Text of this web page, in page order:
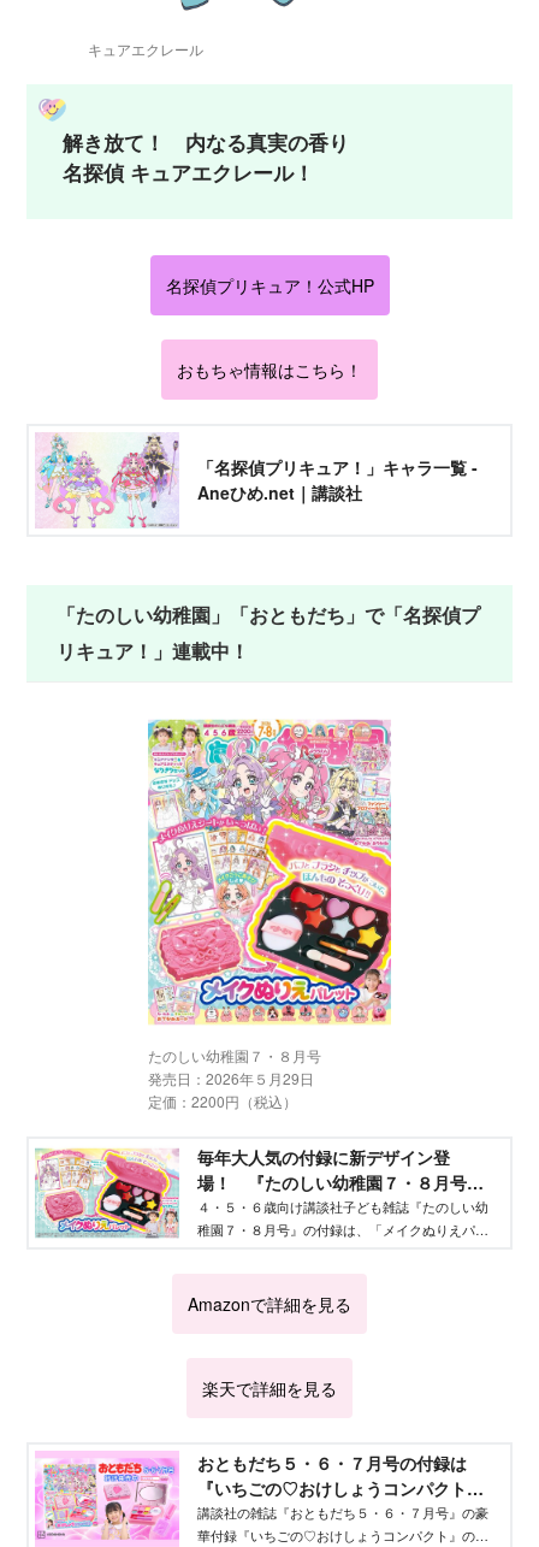
キュアエクレール
解き放て！ 内なる真実の香り
名探偵 キュアエクレール！
名探偵プリキュア！公式HP
おもちゃ情報はこちら！
「名探偵プリキュア！」キャラ一覧 -
Aneひめ.net｜講談社
「たのしい幼稚園」「おともだち」で「名探偵プ
リキュア！」連載中！
たのしい幼稚園７・８月号
発売日：2026年５月29日
定価：2200円（税込）
毎年大人気の付録に新デザイン登
場！ 『たのしい幼稚園７・８月号』
付録は「メイクぬりえパレット」 -
Aneひめ.net｜講談社
４・５・６歳向け講談社子ども雑誌『たのしい幼
稚園７・８月号』の付録は、「メイクぬりえパレ
Amazonで詳細を見る
楽天で詳細を見る
おともだち５・６・７月号の付録は
『いちごの♡おけしょうコンパクト』 -
Aneひめ.net｜講談社
講談社の雑誌『おともだち５・６・７月号』の豪
華付録『いちごの♡おけしょうコンパクト』の気